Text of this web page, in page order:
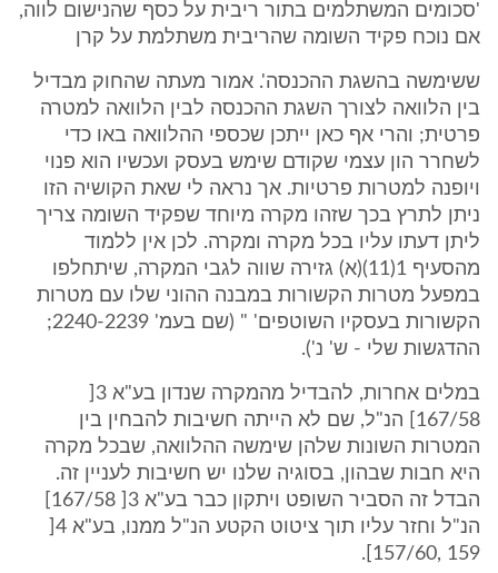
'סכומים המשתלמים בתור ריבית על כסף שהנישום לווה,
אם נוכח פקיד השומה שהריבית משתלמת על קרן
ששימשה בהשגת ההכנסה'. אמור מעתה שהחוק מבדיל
בין הלוואה לצורך השגת ההכנסה לבין הלוואה למטרה
פרטית; והרי אף כאן ייתכן שכספי ההלוואה באו כדי
לשחרר הון עצמי שקודם שימש בעסק ועכשיו הוא פנוי
ויופנה למטרות פרטיות. אך נראה לי שאת הקושיה הזו
ניתן לתרץ בכך שזהו מקרה מיוחד שפקיד השומה צריך
ליתן דעתו עליו בכל מקרה ומקרה. לכן אין ללמוד
מהסעיף 1(11)(א) גזירה שווה לגבי המקרה, שיתחלפו
במפעל מטרות הקשורות במבנה ההוני שלו עם מטרות
הקשורות בעסקיו השוטפים' " (שם בעמ' 2240-2239;
ההדגשות שלי - ש' נ').
167/58] הנ"ל, שם לא הייתה חשיבות להבחין בין
המטרות השונות שלהן שימשה ההלוואה, שבכל מקרה
היא חבות שבהון, בסוגיה שלנו יש חשיבות לעניין זה.
159 ,157/60].